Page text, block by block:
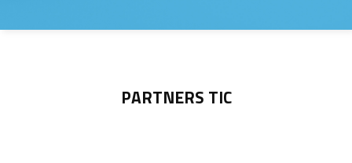
PARTNERS TIC